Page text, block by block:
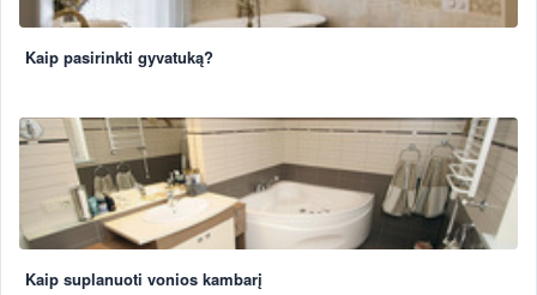
Kaip pasirinkti gyvatuką?
Kaip suplanuoti vonios kambarį